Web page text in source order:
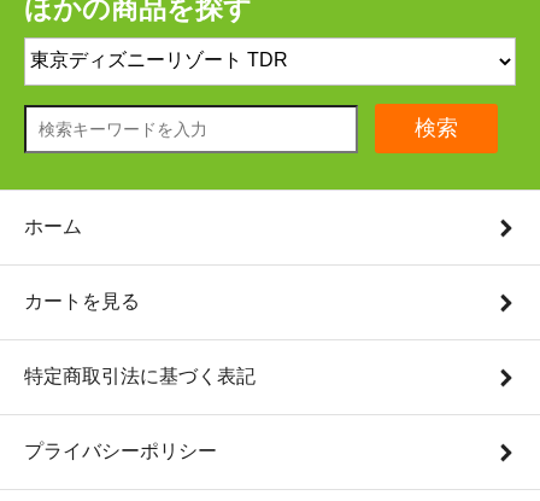
ほかの商品を探す
検索
ホーム
カートを見る
特定商取引法に基づく表記
プライバシーポリシー